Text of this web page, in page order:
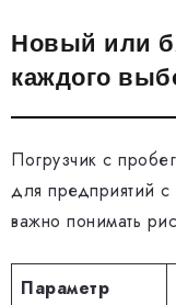
Новый или
каждого
Погрузчик с
для предприятий
важно понимать
Параметр